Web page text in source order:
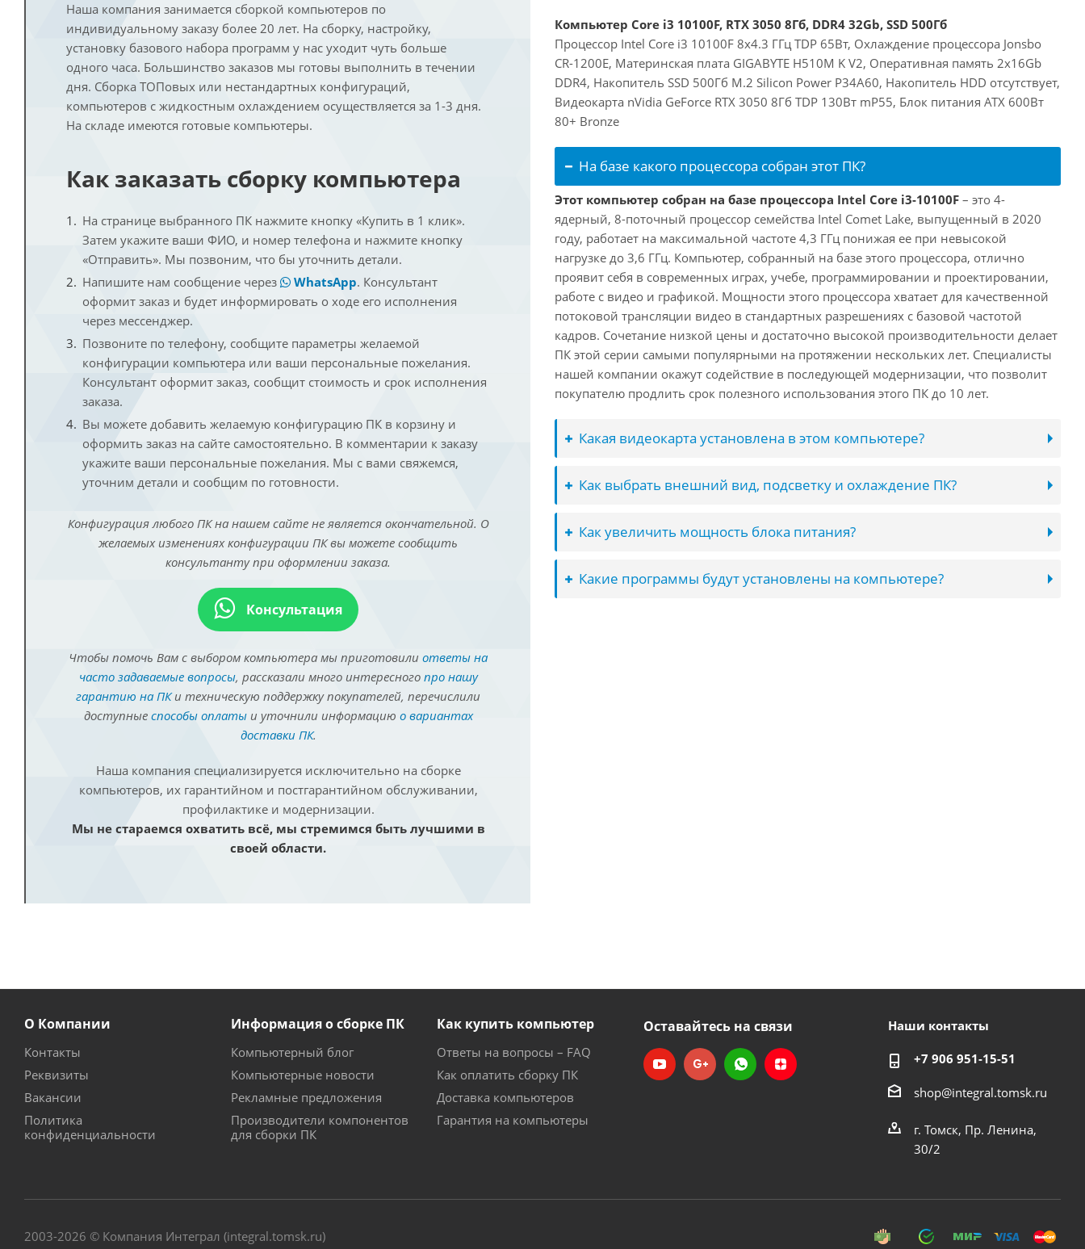
Наша компания занимается сборкой компьютеров по
индивидуальному заказу более 20 лет. На сборку, настройку,
установку базового набора программ у нас уходит чуть больше
одного часа. Большинство заказов мы готовы выполнить в течении
дня. Сборка ТОПовых или нестандартных конфигураций,
компьютеров с жидкостным охлаждением осуществляется за 1-3 дня.
На складе имеются готовые компьютеры.
Как заказать сборку компьютера
На странице выбранного ПК нажмите кнопку «Купить в 1 клик».
Затем укажите ваши ФИО, и номер телефона и нажмите кнопку
«Отправить». Мы позвоним, что бы уточнить детали.
Напишите нам сообщение через
WhatsApp. Консультант
оформит заказ и будет информировать о ходе его исполнения
через мессенджер.
Позвоните по телефону, сообщите параметры желаемой
конфигурации компьютера или ваши персональные пожелания.
Консультант оформит заказ, сообщит стоимость и срок исполнения
заказа.
Вы можете добавить желаемую конфигурацию ПК в корзину и
оформить заказ на сайте самостоятельно. В комментарии к заказу
укажите ваши персональные пожелания. Мы с вами свяжемся,
уточним детали и сообщим по готовности.
Конфигурация любого ПК на нашем сайте не является окончательной. О
желаемых изменениях конфигурации ПК вы можете сообщить
консультанту при оформлении заказа.
Консультация
Чтобы помочь Вам с выбором компьютера мы приготовили ответы на
часто задаваемые вопросы, рассказали много интересного про нашу
гарантию на ПКи техническую поддержку покупателей, перечислили
доступные способы оплатыи уточнили информацию о вариантах
доставки ПК.
Наша компания специализируется исключительно на сборке
компьютеров, их гарантийном и постгарантийном обслуживании,
профилактике и модернизации.
Мы не стараемся охватить всё, мы стремимся быть лучшими в
своей области.
Компьютер Core i3 10100F, RTX 3050 8Гб, DDR4 32Gb, SSD 500Гб
Процессор Intel Core i3 10100F 8x4.3 ГГц TDP 65Вт, Охлаждение процессора Jonsbo
CR-1200E, Материнская плата GIGABYTE H510M K V2, Оперативная память 2x16Gb
DDR4, Накопитель SSD 500Гб M.2 Silicon Power P34A60, Накопитель HDD отсутствует,
Видеокарта nVidia GeForce RTX 3050 8Гб TDP 130Вт mP55, Блок питания ATX 600Вт
80+ Bronze
На базе какого процессора собран этот ПК?
Этот компьютер собран на базе процессора Intel Core i3-10100F – это 4-
ядерный, 8-поточный процессор семейства Intel Comet Lake, выпущенный в 2020
году, работает на максимальной частоте 4,3 ГГц понижая ее при невысокой
нагрузке до 3,6 ГГц. Компьютер, собранный на базе этого процессора, отлично
проявит себя в современных играх, учебе, программировании и проектировании,
работе с видео и графикой. Мощности этого процессора хватает для качественной
потоковой трансляции видео в стандартных разрешениях с базовой частотой
кадров. Сочетание низкой цены и достаточно высокой производительности делает
ПК этой серии самыми популярными на протяжении нескольких лет. Специалисты
нашей компании окажут содействие в последующей модернизации, что позволит
покупателю продлить срок полезного использования этого ПК до 10 лет.
Какая видеокарта установлена в этом компьютере?
Как выбрать внешний вид, подсветку и охлаждение ПК?
Как увеличить мощность блока питания?
Какие программы будут установлены на компьютере?
О Компании
Контакты
Реквизиты
Вакансии
Политика
конфиденциальности
Информация о сборке ПК
Компьютерный блог
Компьютерные новости
Рекламные предложения
Производители компонентов
для сборки ПК
Как купить компьютер
Ответы на вопросы – FAQ
Как оплатить сборку ПК
Доставка компьютеров
Гарантия на компьютеры
Оставайтесь на связи Наши контакты
+7 906 951-15-51
shop@integral.tomsk.ru
г. Томск, Пр. Ленина,
30/2
2003-2026 © Компания Интеграл (integral.tomsk.ru)